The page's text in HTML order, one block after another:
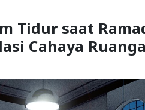
Tidur saat
Cahaya